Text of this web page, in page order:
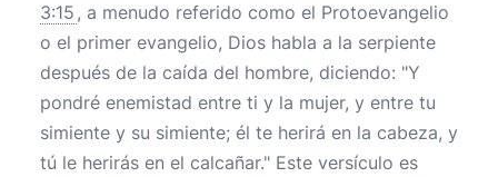
3:15 , a menudo referido como el Protoevangelio
o el primer evangelio, Dios habla a la serpiente
después de la caída del hombre, diciendo: "Y
pondré enemistad entre ti y la mujer, y entre tu
simiente y su simiente; él te herirá en la cabeza, y
tú le herirás en el calcañar." Este versículo es